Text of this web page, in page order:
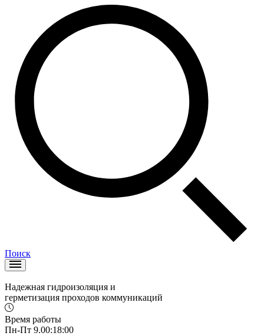
Поиск
Надежная гидроизоляция и
герметизация проходов коммуникаций
Время работы
Пн-Пт 9.00:18:00